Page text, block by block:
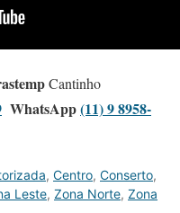
Cantinho
WhatsApp(11) 9 8958-
, Centro, Conserto,
Leste, Zona Norte, Zona